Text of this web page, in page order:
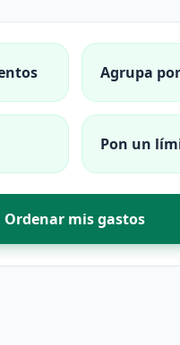
Agrupa
Pon un
Ordenar mis gastos